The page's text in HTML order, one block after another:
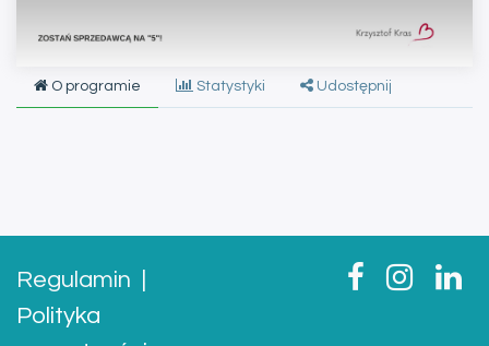
O programie Statystyki Udostępnij
Regulamin
Polityka